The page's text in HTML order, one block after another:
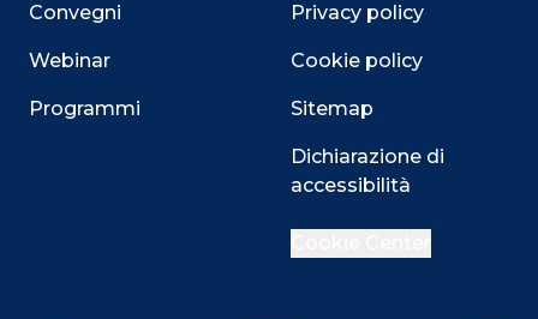
Convegni
Webinar
Programmi
Privacy policy
Cookie policy
Sitemap
Dichiarazione di
accessibilità